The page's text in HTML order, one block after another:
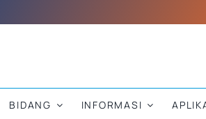
BIDANG INFORMASI